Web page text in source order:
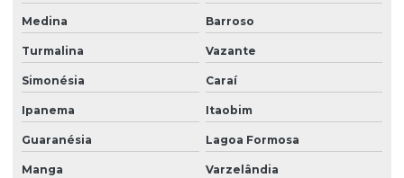
Medina Barroso
Turmalina Vazante
Simonésia Caraí
Ipanema Itaobim
Guaranésia Lagoa Formosa
Manga Varzelândia